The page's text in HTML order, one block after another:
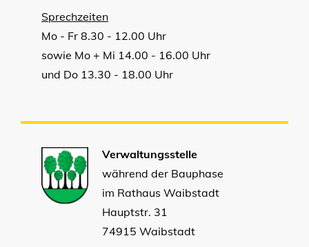
Sprechzeiten
Mo - Fr 8.30 - 12.00 Uhr
sowie Mo + Mi 14.00 - 16.00 Uhr
und Do 13.30 - 18.00 Uhr
Verwaltungsstelle
während der Bauphase
im Rathaus Waibstadt
Hauptstr. 31
74915 Waibstadt